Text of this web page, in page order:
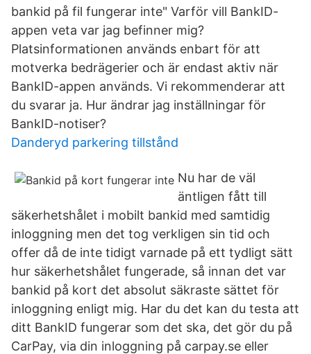
bankid på fil fungerar inte" Varför vill BankID-
appen veta var jag befinner mig?
Platsinformationen används enbart för att
motverka bedrägerier och är endast aktiv när
BankID-appen används. Vi rekommenderar att
du svarar ja. Hur ändrar jag inställningar för
BankID-notiser?
Danderyd parkering tillstånd
Nu har de väl
äntligen fått till
säkerhetshålet i mobilt bankid med samtidig
inloggning men det tog verkligen sin tid och
offer då de inte tidigt varnade på ett tydligt sätt
hur säkerhetshålet fungerade, så innan det var
bankid på kort det absolut säkraste sättet för
inloggning enligt mig. Har du det kan du testa att
ditt BankID fungerar som det ska, det gör du på
CarPay, via din inloggning på carpay.se eller